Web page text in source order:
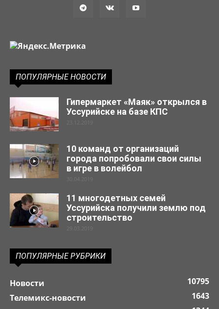
ПОПУЛЯРНЫЕ НОВОСТИ
Гипермаркет «Маяк» открылся в
Уссурийске на базе КПС
23.12.2019
10 команд от организаций
города попробовали свои силы
в игре в волейбол
30.04.2019
11 многодетных семей
Уссурийска получили землю под
строительство
29.03.2019
ПОПУЛЯРНЫЕ РУБРИКИ
Новости
10795
Телемикс-новости
1643